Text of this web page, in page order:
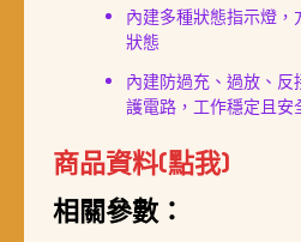
內建多種狀態指示燈
狀態
內建防過充、過放、
護電路，工作穩定且安
商品資料(點我)
相關參數：